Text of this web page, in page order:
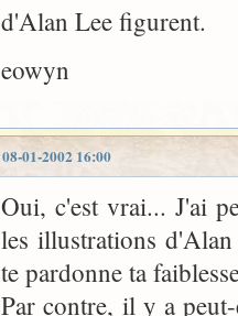
d'Alan Lee figurent.
eowyn
08-01-2002 16:00
Oui, c'est vrai... J'ai
les illustrations
te pardonne ta
Par contre, il y a